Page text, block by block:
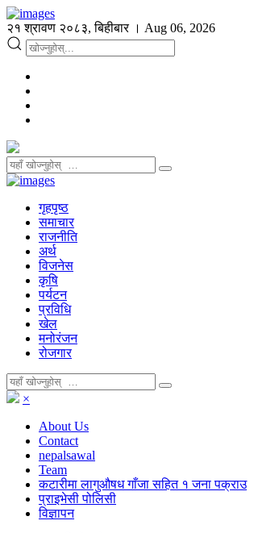
२१ श्रावण २०८३, बिहीबार । Aug 06, 2026
गृहपृष्ठ
समाचार
राजनीति
अर्थ
विजनेस
कृषि
पर्यटन
प्रविधि
खेल
मनोरंजन
रोजगार
×
About Us
Contact
nepalsawal
Team
कटारीमा लागुऔषध गाँजा सहित १ जना पक्राउ
प्राइभेसी पोलिसी
विज्ञापन